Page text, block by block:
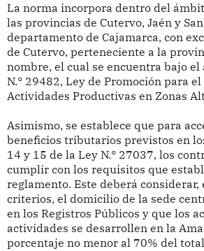
La norma incorpora dentro del
las provincias de Cutervo, Jaén y
departamento de Cajamarca, con
de Cutervo, perteneciente a la
nombre, el cual se encuentra bajo el
N.° 29482, Ley de Promoción para
Actividades Productivas en Zonas
Asimismo, se establece que para
beneficios tributarios previstos en
14 y 15 de la Ley N.° 27037, los
cumplir con los requisitos que
reglamento. Este deberá considerar,
criterios, el domicilio de la sede
en los Registros Públicos y que los
actividades se desarrollen en la
porcentaje no menor al 70% del